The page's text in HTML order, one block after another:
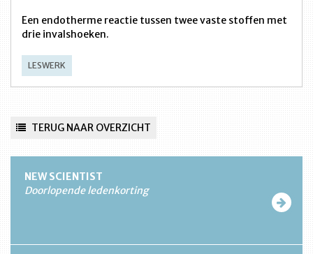
Een endotherme reactie tussen twee vaste stoffen met
drie invalshoeken.
LESWERK
TERUG NAAR OVERZICHT
NEW SCIENTIST
Doorlopende ledenkorting